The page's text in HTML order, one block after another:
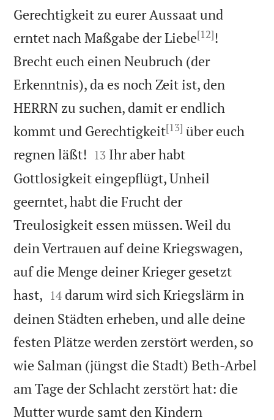
Gerechtigkeit zu eurer Aussaat und
erntet nach Maßgabe der Liebe[12]!
Brecht euch einen Neubruch (der
Erkenntnis), da es noch Zeit ist, den
HERRN zu suchen, damit er endlich
kommt und Gerechtigkeit[13] über euch
regnen läßt! 

13 Ihr aber habt
Gottlosigkeit eingepflügt, Unheil
geerntet, habt die Frucht der
Treulosigkeit essen müssen. Weil du
dein Vertrauen auf deine Kriegswagen,
auf die Menge deiner Krieger gesetzt
hast, 

14 darum wird sich Kriegslärm in
deinen Städten erheben, und alle deine
festen Plätze werden zerstört werden, so
wie Salman (jüngst die Stadt) Beth-Arbel
am Tage der Schlacht zerstört hat: die
Mutter wurde samt den Kindern